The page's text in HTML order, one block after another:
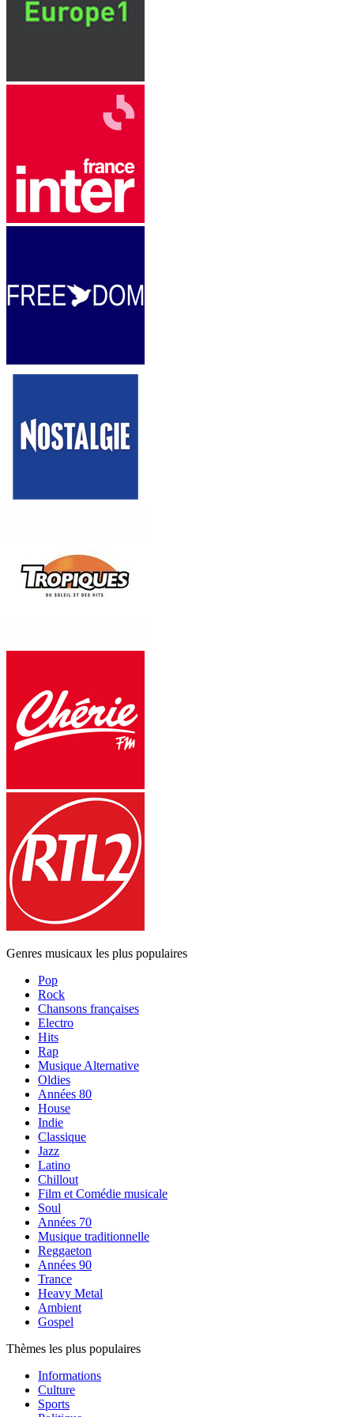
Genres musicaux les plus populaires
Pop
Rock
Chansons françaises
Electro
Hits
Rap
Musique Alternative
Oldies
Années 80
House
Indie
Classique
Jazz
Latino
Chillout
Film et Comédie musicale
Soul
Années 70
Musique traditionnelle
Reggaeton
Années 90
Trance
Heavy Metal
Ambient
Gospel
Thèmes les plus populaires
Informations
Culture
Sports